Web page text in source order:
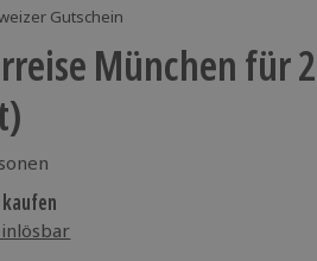
Gutschein
München für